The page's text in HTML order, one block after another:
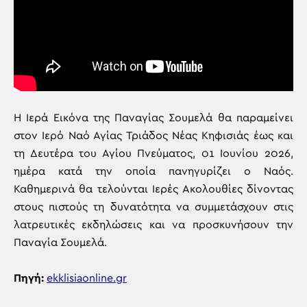
Η Ιερά Εικόνα της Παναγίας Σουμελά θα παραμείνει
στον Ιερό Ναό Αγίας Τριάδος Νέας Κηφισιάς έως και
τη Δευτέρα του Αγίου Πνεύματος, 01 Ιουνίου 2026,
ημέρα κατά την οποία πανηγυρίζει ο Ναός.
Καθημερινά θα τελούνται Ιερές Ακολουθίες δίνοντας
στους πιστούς τη δυνατότητα να συμμετάσχουν στις
λατρευτικές εκδηλώσεις και να προσκυνήσουν την
Παναγία Σουμελά.
Πηγή: ekklisiaonline.gr